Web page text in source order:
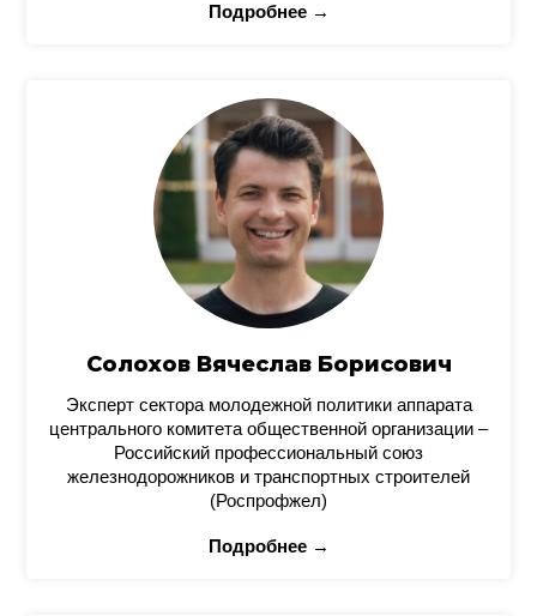
Подробнее →
Солохов Вячеслав Борисович
Эксперт сектора молодежной политики аппарата
центрального комитета общественной организации –
Российский профессиональный союз
железнодорожников и транспортных строителей
(Роспрофжел)
Подробнее →